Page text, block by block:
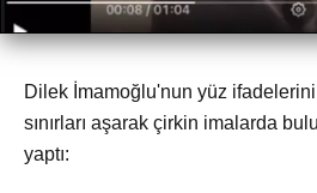
Dilek İmamoğlu'nun yüz
sınırları aşarak çirkin imalarda
yaptı: